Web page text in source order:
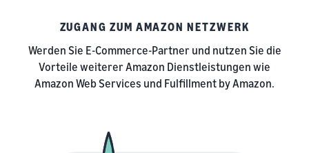
ZUGANG ZUM AMAZON NETZWERK
Werden Sie E-Commerce-Partner und nutzen Sie die
Vorteile weiterer Amazon Dienstleistungen wie
Amazon Web Services und Fulfillment by Amazon.